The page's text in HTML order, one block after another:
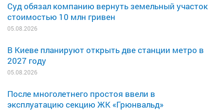
Суд обязал компанию вернуть земельный участок
стоимостью 10 млн гривен
05.08.2026
В Киеве планируют открыть две станции метро в
2027 году
05.08.2026
После многолетнего простоя ввели в
эксплуатацию секцию ЖК «Грюнвальд»